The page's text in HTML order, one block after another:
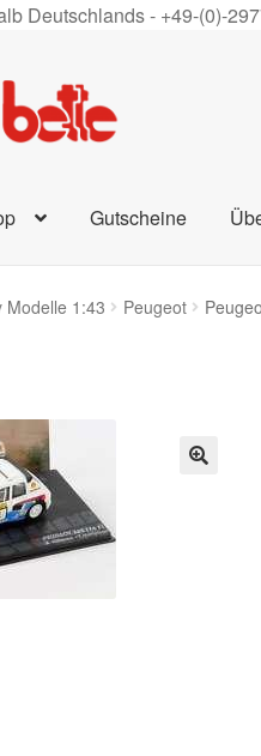
Deutschlands - +49-(0)-
Gutscheine
Modelle 1:43 Peugeot